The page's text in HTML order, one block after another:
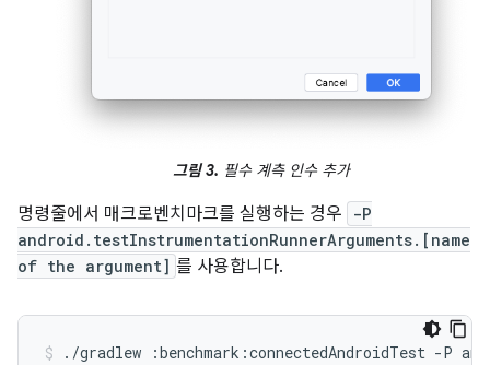
그림 3. 필수 계측 인수 추가
명령줄에서 매크로벤치마크를 실행하는 경우
-P
android.testInstrumentationRunnerArguments.[name
of the argument] 를 사용합니다.
./gradlew :benchmark:connectedAndroidTest -P